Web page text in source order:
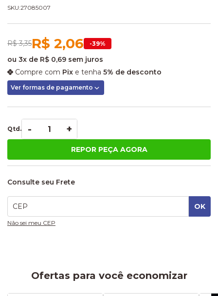
SKU:27085007
R$ 3,35R$ 2,06 -39%
ou 3x de R$ 0,69 sem juros
Compre com Pix e tenha 5% de desconto
Ver formas de pagamento
Qtd. - +
REPOR PEÇA AGORA
Consulte seu Frete
Não sei meu CEP
Ofertas para você economizar